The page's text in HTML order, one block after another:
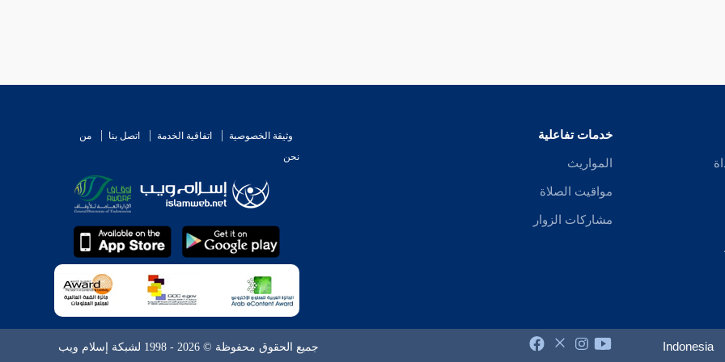
خدمات تفاعلية
المواريث
مواقيت الصلاة
مشاركات الزوار
وثيقة الخصوصية اتفاقية الخدمة اتصل بنا
من
نحن
Indonesia جميع الحقوق محفوظة © 2026 - 1998 لشبكة إسلام ويب